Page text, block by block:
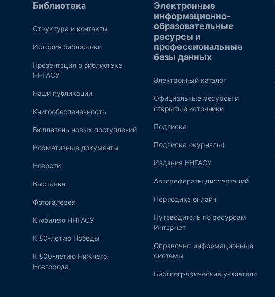
Библиотека
Структура и контакты
История библиотеки
Презентация о библиотеке
ННГАСУ
Наши публикации
Книгообеспеченность
Бюллетень новых поступлений
Нормативные документы
Новости
Выставки
Фотогалерея
К юбилею ННГАСУ
К 80-летию Победы
К 800-летию Нижнего
Новгорода
Электронные
информационно-
образовательные
ресурсы и
профессиональные
базы данных
Электронный каталог
Официальные ресурсы и
открытые источники
Подписка
Подписка (журналы)
Издания ННГАСУ
Авторефераты диссертаций
Периодика онлайн
Путеводитель по ресурсам
Интернет
Справочно-информационные
системы
Библиографические указатели